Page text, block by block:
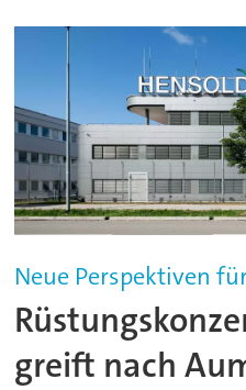
Neue Perspektiven
greift nach